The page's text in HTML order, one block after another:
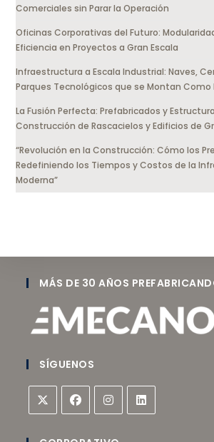
Comerciales sin Parar la Operación
Oficinas Corporativas del Futuro:
Eficiencia en Proyectos a Gran Escala
Infraestructura a Escala Industrial: Naves,
Parques Tecnológicos que se Montan Como
La Fusión Perfecta: Prefabricados y
Construcción de Rascacielos y Edificios de
“Revolución en la Construcción: Cómo los
Redefiniendo los Tiempos y Costos de la
Moderna”
MÁS DE 30 AÑOS
SÍGUENOS